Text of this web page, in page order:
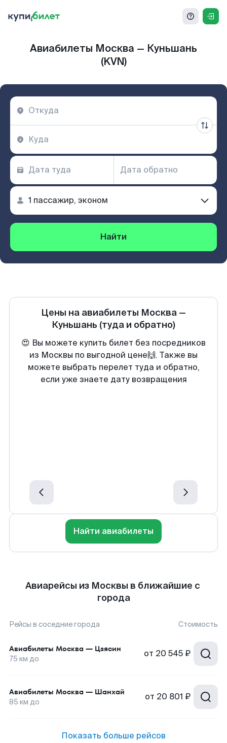
Авиабилеты Москва — Куньшань
(KVN)
Найти
Цены на авиабилеты Москва —
Куньшань (туда и обратно)
😍 Вы можете купить билет без посредников
из Москвы по выгодной цене🙌. Также вы
можете выбрать перелет туда и обратно,
если уже знаете дату возвращения
Найти авиабилеты
Авиарейсы из Москвы в ближайшие с
города
Рейсы в соседние города Стоимость
Авиабилеты Москва — Цзясин
75 км до от 20 545 ₽
Авиабилеты Москва — Шанхай
85 км до от 20 801 ₽
Показать больше рейсов